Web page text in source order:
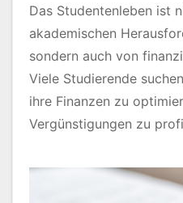
Das Studentenleben ist
akademischen
sondern auch von
Viele Studierende
ihre Finanzen zu
Vergünstigungen zu